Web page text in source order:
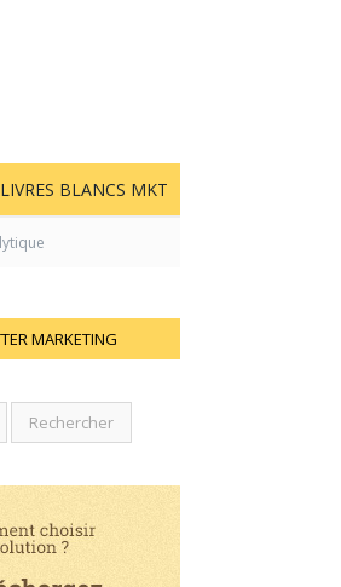
LIVRES BLANCS MKT
MARKETING